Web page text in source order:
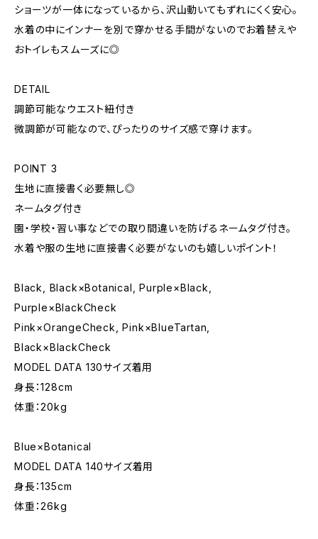
ショーツが一体になっているから、沢山動いてもずれにくく安心。
水着の中にインナーを別で穿かせる手間がないのでお着替えや
おトイレもスムーズに◎
DETAIL
調節可能なウエスト紐付き
微調節が可能なので、ぴったりのサイズ感で穿けます。
POINT 3
生地に直接書く必要無し◎
ネームタグ付き
園・学校・習い事などでの取り間違いを防げるネームタグ付き。
水着や服の生地に直接書く必要がないのも嬉しいポイント！
Black, Black×Botanical, Purple×Black,
Purple×BlackCheck
Pink×OrangeCheck, Pink×BlueTartan,
Black×BlackCheck
MODEL DATA 130サイズ着用
身長：128cm
体重：20kg
Blue×Botanical
MODEL DATA 140サイズ着用
身長：135cm
体重：26kg